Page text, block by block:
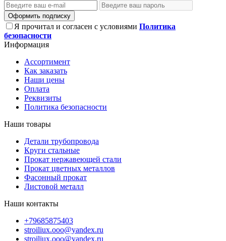
Оформить подписку
Я прочитал и согласен с условиями Политика
безопасности
Информация
Ассортимент
Как заказать
Наши цены
Оплата
Реквизиты
Политика безопасности
Наши товары
Детали трубопровода
Круги стальные
Прокат нержавеющей стали
Прокат цветных металлов
Фасонный прокат
Листовой металл
Наши контакты
+79685875403
stroiliux.ooo@yandex.ru
stroiliux.ooo@yandex.ru